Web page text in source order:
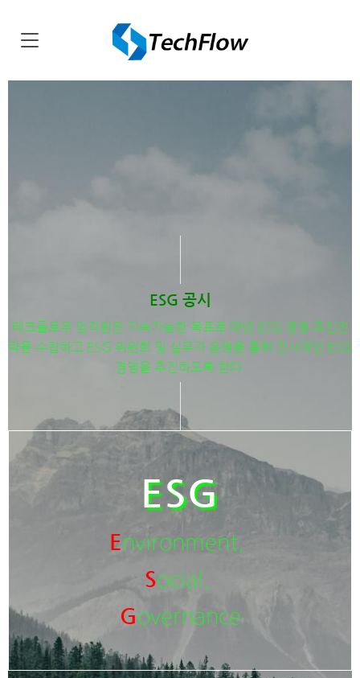
ESG 공시
테크플로우 임직원은 지속가능한 목표로 매년 ESG 경영 추진전
략을 수립하고 ESG 위원회 및 실무자 운영을 통해 전사적인 ESG
경영을 추진하도록 한다.
ESG
Environment,
Social,
Governance